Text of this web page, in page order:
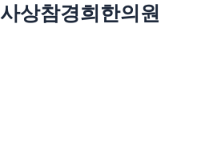
사상참경희한의원